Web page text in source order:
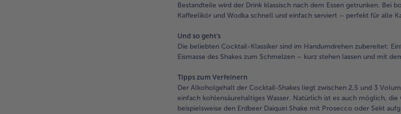
Bestandteile wird der Drink klassisch nach dem Essen getrunken. Bei
Kaffeelikör und Wodka schnell und einfach serviert – perfekt für alle
Und so geht‘s
Die beliebten Cocktail-Klassiker sind im Handumdrehen zubereitet:
Eismasse des Shakes zum Schmelzen – kurz stehen lassen und mit
Tipps zum Verfeinern
Der Alkoholgehalt der Cocktail-Shakes liegt zwischen 2,5 und 3
einfach kohlensäurehaltiges Wasser. Natürlich ist es auch möglich,
beispielsweise den Erdbeer Daiquiri Shake mit Prosecco oder Sekt